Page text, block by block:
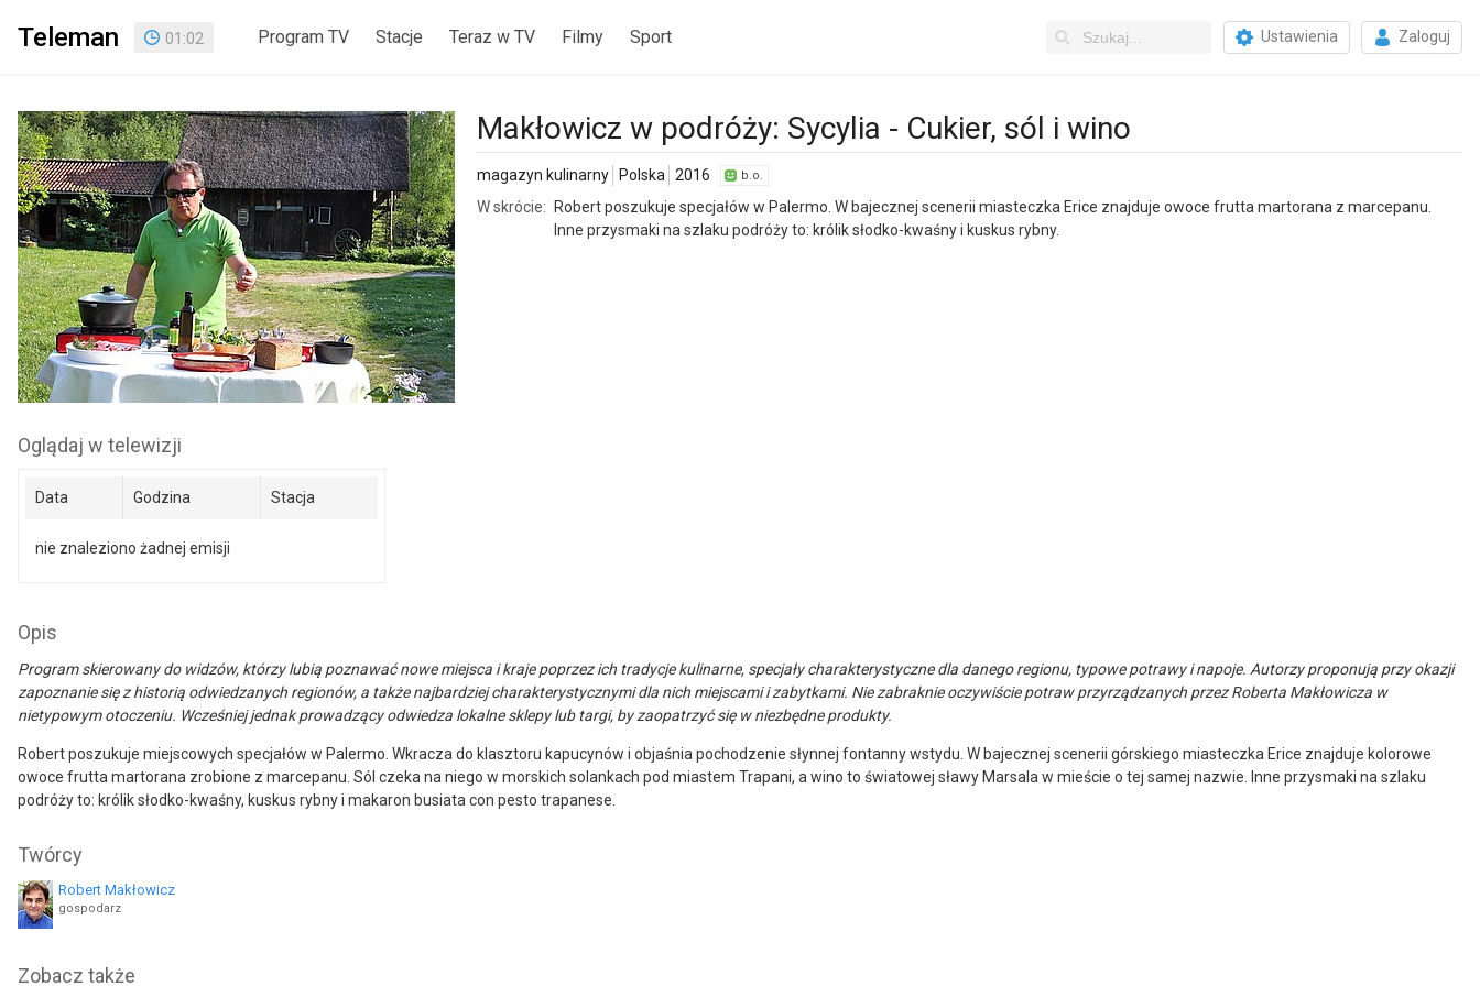
Teleman 01 :02 Program TV Stacje Teraz w TV Filmy Sport Ustawienia Zaloguj
Makłowicz w podróży: Sycylia - Cukier, sól i wino
magazyn kulinarny Polska 2016 b.o.
W skrócie:
Robert poszukuje specjałów w Palermo. W bajecznej scenerii miasteczka Erice znajduje owoce frutta martorana z marcepanu.
Inne przysmaki na szlaku podróży to: królik słodko-kwaśny i kuskus rybny.
Oglądaj w telewizji
Data Godzina Stacja
nie znaleziono żadnej emisji
Opis
Program skierowany do widzów, którzy lubią poznawać nowe miejsca i kraje poprzez ich tradycje kulinarne, specjały charakterystyczne dla danego regionu, typowe potrawy i napoje. Autorzy proponują przy okazji
zapoznanie się z historią odwiedzanych regionów, a także najbardziej charakterystycznymi dla nich miejscami i zabytkami. Nie zabraknie oczywiście potraw przyrządzanych przez Roberta Makłowicza w
nietypowym otoczeniu. Wcześniej jednak prowadzący odwiedza lokalne sklepy lub targi, by zaopatrzyć się w niezbędne produkty.
Robert poszukuje miejscowych specjałów w Palermo. Wkracza do klasztoru kapucynów i objaśnia pochodzenie słynnej fontanny wstydu. W bajecznej scenerii górskiego miasteczka Erice znajduje kolorowe
owoce frutta martorana zrobione z marcepanu. Sól czeka na niego w morskich solankach pod miastem Trapani, a wino to światowej sławy Marsala w mieście o tej samej nazwie. Inne przysmaki na szlaku
podróży to: królik słodko-kwaśny, kuskus rybny i makaron busiata con pesto trapanese.
Twórcy
Robert Makłowicz
gospodarz
Zobacz także